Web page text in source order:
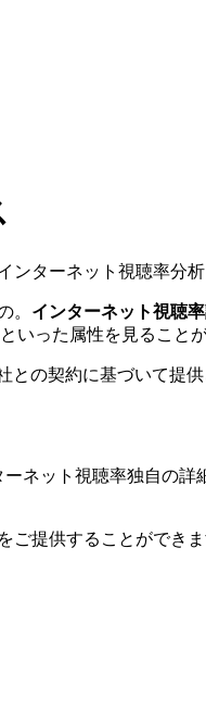
ターネット視聴率分
。 インターネット視聴
いった属性を見ることが
の契約に基づいて提供
ネット視聴率独自の
提供することができま